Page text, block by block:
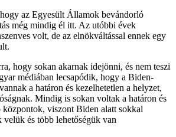
az Egyesült Államok bevándorló
még mindig él itt. Az utóbbi évek
volt, de az elnökváltással ennek egy
hogy sokan akarnak idejönni, és nem teszi
médiában lecsapódik, hogy a Biden-
a határon és kezelhetetlen a helyzet,
Mindig is sokan voltak a határon és
viszont Biden alatt sokkal
velük és több lehetőségük van